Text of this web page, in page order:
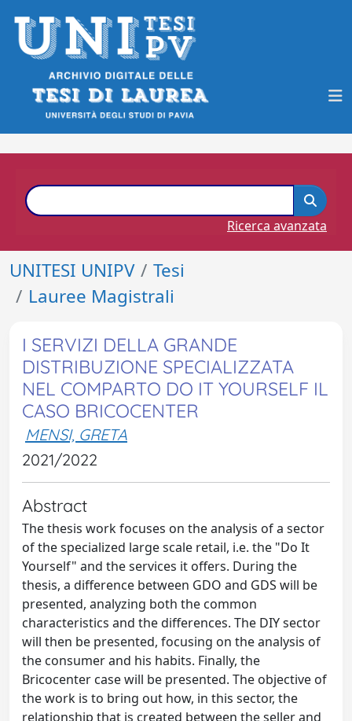
Ricerca avanzata
UNITESI UNIPV
Tesi
Lauree Magistrali
I SERVIZI DELLA GRANDE
DISTRIBUZIONE SPECIALIZZATA
NEL COMPARTO DO IT YOURSELF IL
CASO BRICOCENTER
MENSI, GRETA
2021/2022
Abstract
The thesis work focuses on the analysis of a sector
of the specialized large scale retail, i.e. the "Do It
Yourself" and the services it offers. During the
thesis, a difference between GDO and GDS will be
presented, analyzing both the common
characteristics and the differences. The DIY sector
will then be presented, focusing on the analysis of
the consumer and his habits. Finally, the
Bricocenter case will be presented. The objective of
the work is to bring out how, in this sector, the
relationship that is created between the seller and